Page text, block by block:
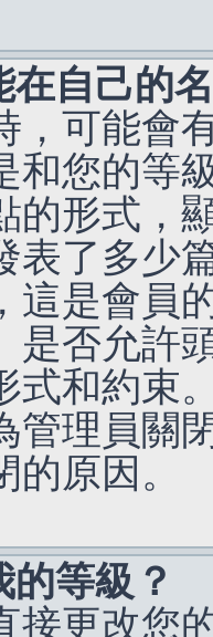
在自己的
，可能會
和您的等
的形式，
表了多少
這是會員
是否允許
式和約束
管理員關
原因。
等級？
接更改您